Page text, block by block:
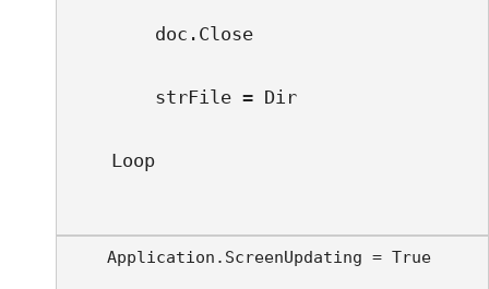
        doc.Close
        strFile = Dir
    Loop
    Application.ScreenUpdating = True